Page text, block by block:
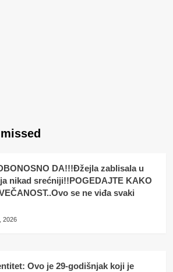
DA!!!Đžejla zablisala u
nikad srećniji!!POGEDAJTE KAKO
se ne viđa svaki
2026
Ovo je 29-godišnjak koji je